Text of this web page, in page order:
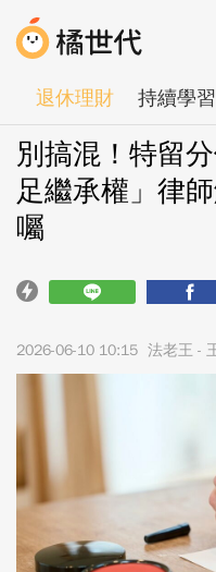
退休理財 持續學習
別搞混！特留
足繼承權」律
囑
2026-06-10 10:15 法老王 -